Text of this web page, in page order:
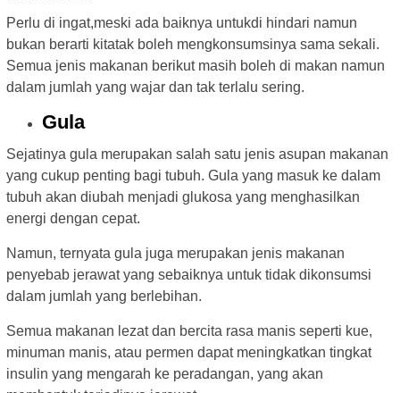
Perlu di ingat,meski ada baiknya untukdi hindari namun
bukan berarti kitatak boleh mengkonsumsinya sama sekali.
Semua jenis makanan berikut masih boleh di makan namun
dalam jumlah yang wajar dan tak terlalu sering.
Gula
Sejatinya gula merupakan salah satu jenis asupan makanan
yang cukup penting bagi tubuh. Gula yang masuk ke dalam
tubuh akan diubah menjadi glukosa yang menghasilkan
energi dengan cepat.
Namun, ternyata gula juga merupakan jenis makanan
penyebab jerawat yang sebaiknya untuk tidak dikonsumsi
dalam jumlah yang berlebihan.
Semua makanan lezat dan bercita rasa manis seperti kue,
minuman manis, atau permen dapat meningkatkan tingkat
insulin yang mengarah ke peradangan, yang akan